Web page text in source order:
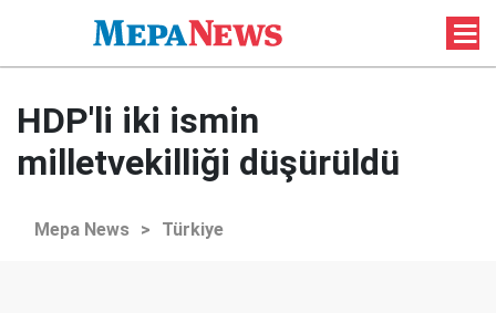
HDP'li iki ismin
milletvekilliği düşürüldü
Mepa News > Türkiye